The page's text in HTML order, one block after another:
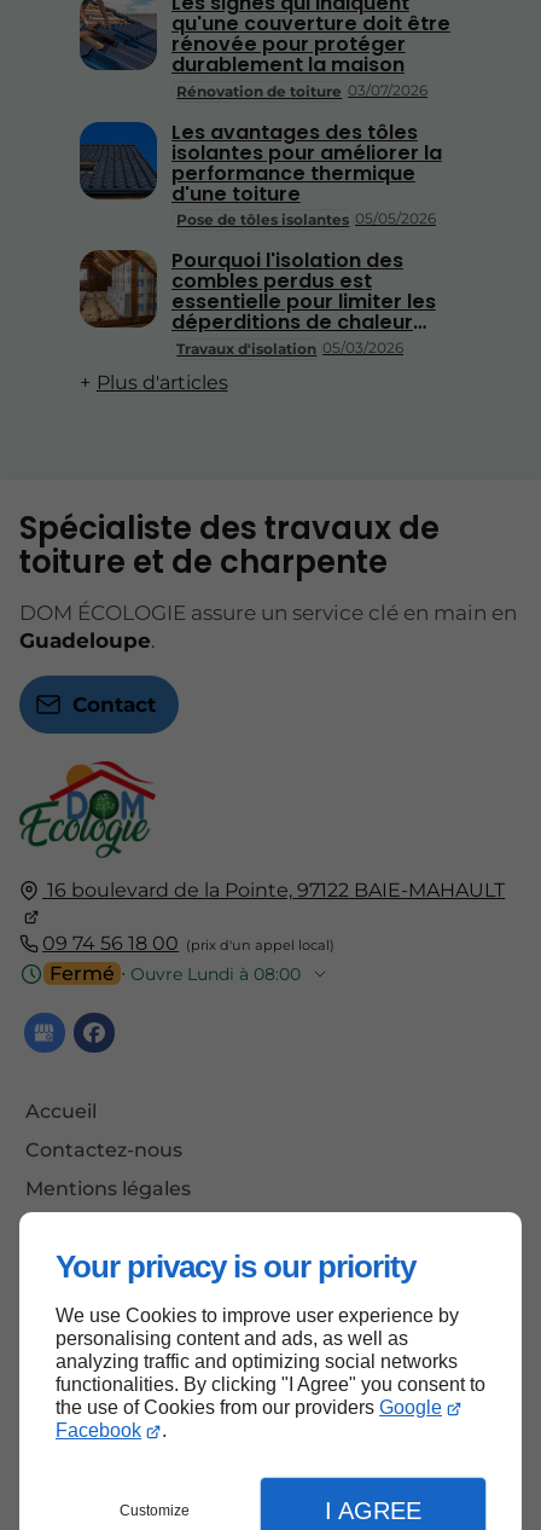
Your privacy is our priority
We use Cookies to improve user experience by
personalising content and ads, as well as
analyzing traffic and optimizing social networks
functionalities. By clicking "I Agree" you consent to
the use of Cookies from our providers Google
Facebook
.
Customize I AGREE
Rénovation de toiture 03/07/2026
qu'une couverture doit être
rénovée pour protéger
durablement la maison
Pose de tôles isolantes 05/05/2026
Les avantages des tôles
isolantes pour améliorer la
performance thermique
d'une toiture
Travaux d'isolation 05/03/2026
Pourquoi l'isolation des
combles perdus est
essentielle pour limiter les
déperditions de chaleur
dans une habitation ?
Plus d'articles
16 boulevard de la Pointe, 97122 BAIE-MAHAULT
09 74 56 18 00
Fermé ⋅ Ouvre Lundi à 08:00
Accueil
Contactez-nous
Mentions légales
Spécialiste des travaux de
toiture et de charpente
DOM ÉCOLOGIE assure un service clé en main en
Guadeloupe.
Contact
Haut de page